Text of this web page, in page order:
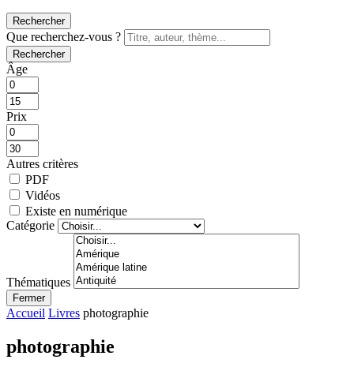
Rechercher
Que recherchez-vous ?
Rechercher
Âge
Prix
Autres critères
PDF
Vidéos
Existe en numérique
Catégorie
Thématiques
Fermer
Accueil Livres photographie
photographie